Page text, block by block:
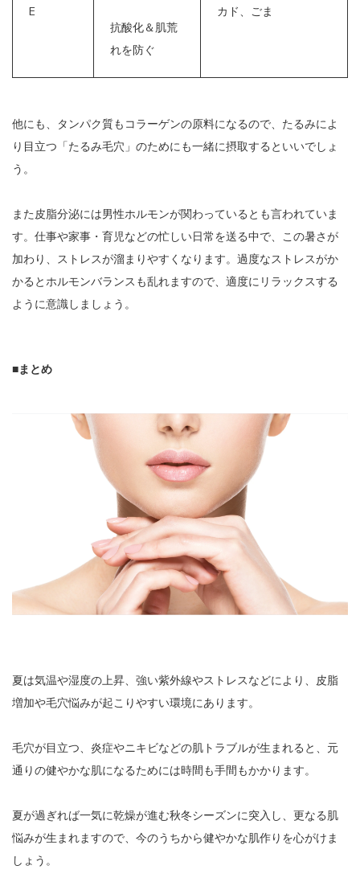
E
抗酸化＆肌荒
れを防ぐ
カド、ごま
他にも、タンパク質もコラーゲンの原料になるので、たるみによ
り目立つ「たるみ毛穴」のためにも一緒に摂取するといいでしょ
う。
また皮脂分泌には男性ホルモンが関わっているとも言われていま
す。仕事や家事・育児などの忙しい日常を送る中で、この暑さが
加わり、ストレスが溜まりやすくなります。過度なストレスがか
かるとホルモンバランスも乱れますので、適度にリラックスする
ように意識しましょう。
■まとめ
夏は気温や湿度の上昇、強い紫外線やストレスなどにより、皮脂
増加や毛穴悩みが起こりやすい環境にあります。
毛穴が目立つ、炎症やニキビなどの肌トラブルが生まれると、元
通りの健やかな肌になるためには時間も手間もかかります。
夏が過ぎれば一気に乾燥が進む秋冬シーズンに突入し、更なる肌
悩みが生まれますので、今のうちから健やかな肌作りを心がけま
しょう。